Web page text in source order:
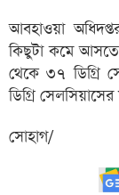
আবহাওয়া
কিছুটা কমে আসতে
থেকে ৩৭ ডিগ্রি
ডিগ্রি
সোহাগ/